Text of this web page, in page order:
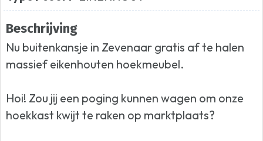
Beschrijving
Nu buitenkansje in Zevenaar gratis af te halen
massief eikenhouten hoekmeubel.
Hoi! Zou jij een poging kunnen wagen om onze
hoekkast kwijt te raken op marktplaats?